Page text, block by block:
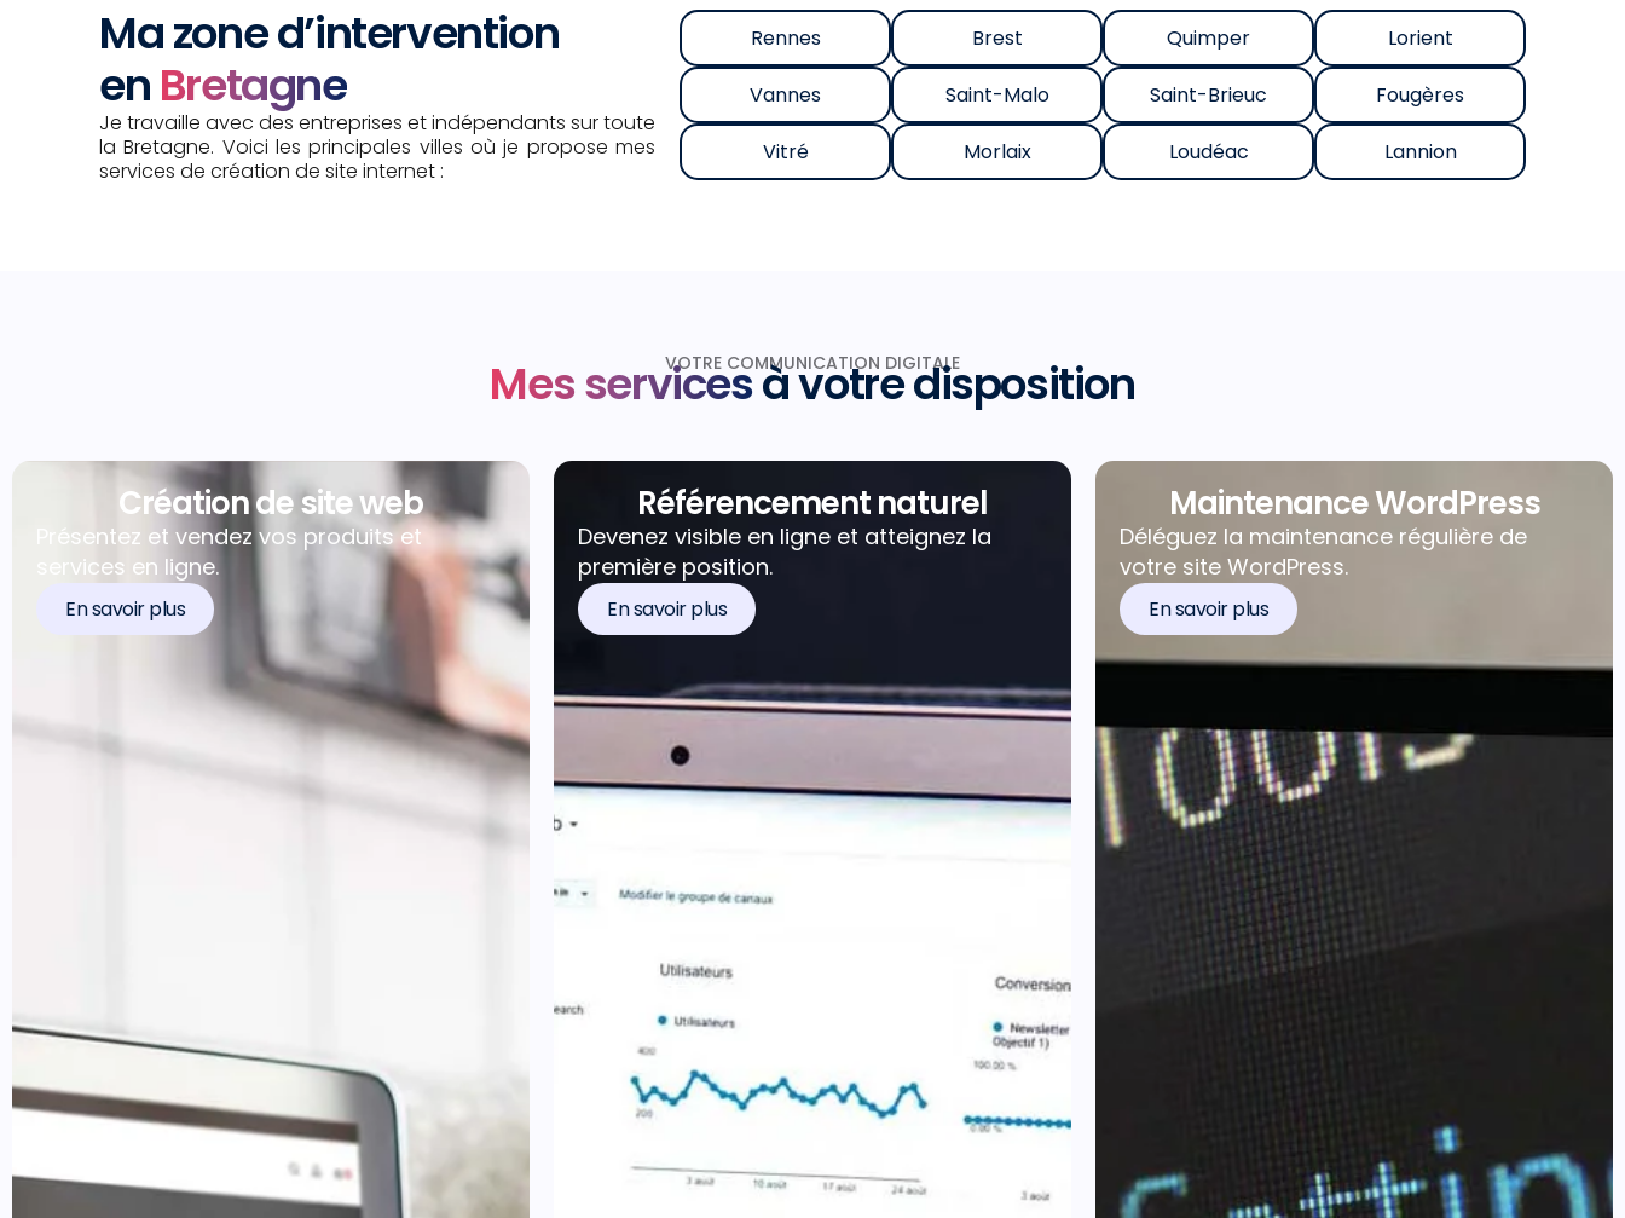
Ma zone d’intervention
enBretagne
Je travaille avec des entreprises et indépendants sur toute
la Bretagne. Voici les principales villes où je propose mes
services de création de site internet :
Rennes Brest Quimper Lorient
Vannes Saint-Malo Saint-Brieuc Fougères
Vitré Morlaix Loudéac Lannion
VOTRE COMMUNICATION DIGITALE
Mes servicesà votre disposition
Création de site web
Présentez et vendez vos produits et
services en ligne.
En savoir plus
Référencement naturel
Devenez visible en ligne et atteignez la
première position.
En savoir plus
Maintenance WordPress
Déléguez la maintenance régulière de
votre site WordPress.
En savoir plus